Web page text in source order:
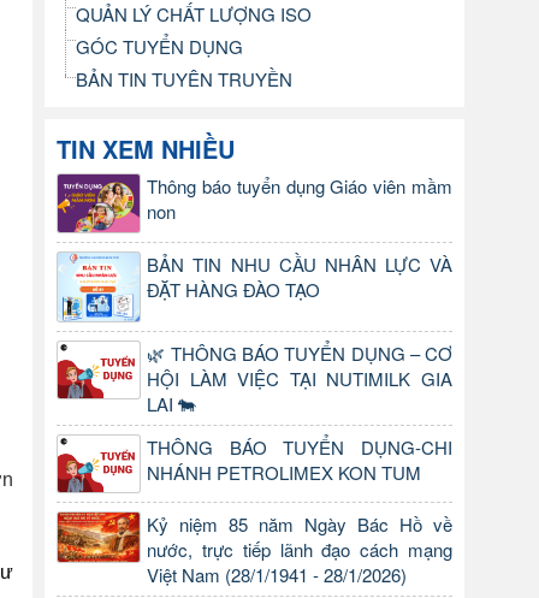
QUẢN LÝ CHẤT LƯỢNG ISO
GÓC TUYỂN DỤNG
BẢN TIN TUYÊN TRUYỀN
TIN XEM NHIỀU
Thông báo tuyển dụng Giáo viên mầm
non
BẢN TIN NHU CẦU NHÂN LỰC VÀ
ĐẶT HÀNG ĐÀO TẠO
🌿 THÔNG BÁO TUYỂN DỤNG – CƠ
HỘI LÀM VIỆC TẠI NUTIMILK GIA
LAI 🐄
THÔNG BÁO TUYỂN DỤNG-CHI
NHÁNH PETROLIMEX KON TUM
Kỷ niệm 85 năm Ngày Bác Hồ về
nước, trực tiếp lãnh đạo cách mạng
Việt Nam (28/1/1941 - 28/1/2026)